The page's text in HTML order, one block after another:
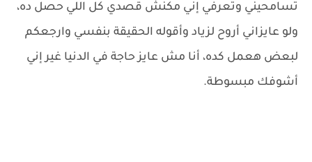
تسامحيني وتعرفي إني مكنش قصدي كل اللي حصل ده،
ولو عايزاني أروح لزياد وأقوله الحقيقة بنفسي وارجعكم
لبعض هعمل كده، أنا مش عايز حاجة في الدنيا غير إني
أشوفك مبسوطة.